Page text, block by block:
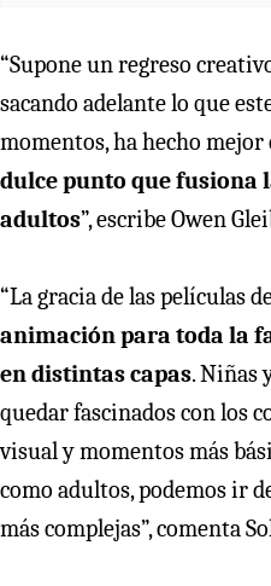
“Supone un regreso
sacando adelante lo que
momentos, ha hecho mejor
dulce punto que fusiona
adultos”, escribe Owen
“La gracia de las películas
animación para toda la
en distintas capas. Niñas
quedar fascinados con los
visual y momentos más
como adultos, podemos ir
más complejas”, comenta